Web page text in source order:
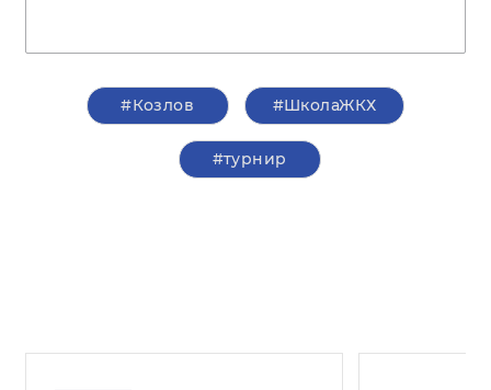
#Козлов #ШколаЖКХ
#турнир